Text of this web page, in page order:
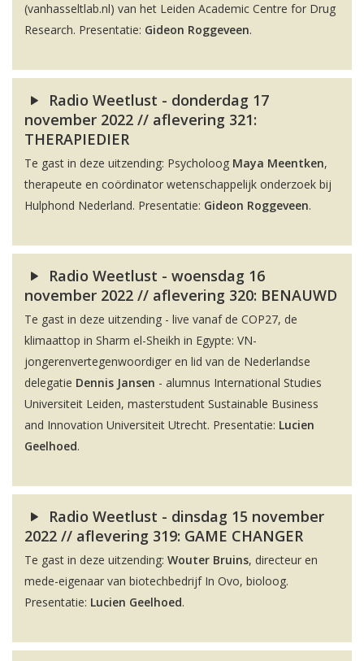
(vanhasseltlab.nl) van het Leiden Academic Centre for Drug
Research. Presentatie: Gideon Roggeveen.
Radio Weetlust - donderdag 17
november 2022 // aflevering 321:
THERAPIEDIER
Te gast in deze uitzending: Psycholoog Maya Meentken,
therapeute en coördinator wetenschappelijk onderzoek bij
Hulphond Nederland. Presentatie: Gideon Roggeveen.
Radio Weetlust - woensdag 16
november 2022 // aflevering 320: BENAUWD
Te gast in deze uitzending - live vanaf de COP27, de
klimaattop in Sharm el-Sheikh in Egypte: VN-
jongerenvertegenwoordiger en lid van de Nederlandse
delegatie Dennis Jansen - alumnus International Studies
Universiteit Leiden, masterstudent Sustainable Business
and Innovation Universiteit Utrecht. Presentatie: Lucien
Geelhoed.
Radio Weetlust - dinsdag 15 november
2022 // aflevering 319: GAME CHANGER
Te gast in deze uitzending: Wouter Bruins, directeur en
mede-eigenaar van biotechbedrijf In Ovo, bioloog.
Presentatie: Lucien Geelhoed.